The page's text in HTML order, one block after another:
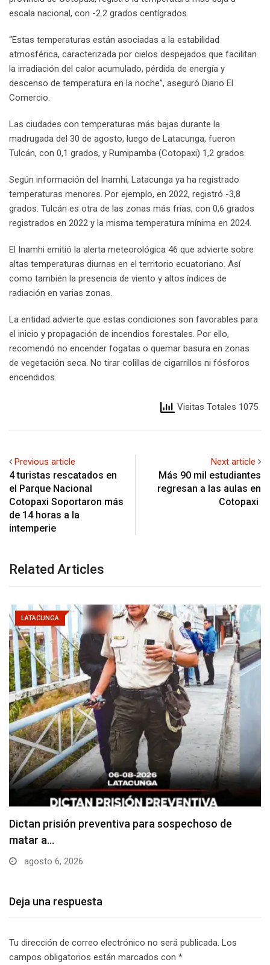
escala nacional, con -2.2 grados centígrados.
“Estas temperaturas están asociadas a la estabilidad
atmosférica, caracterizada por cielos despejados que facilitan
la irradiación del calor acumulado, pérdida de energía y
descenso de temperatura en la noche”, aseguró Diario El
Comercio.
Las ciudades con temperaturas más bajas durante la
madrugada del 30 de agosto, luego de Latacunga, fueron
Tulcán, con 0,1 grados, y Rumipamba (Cotopaxi) 1,2 grados.
Según información del Inamhi, Latacunga ya ha registrado
temperaturas menores. Por ejemplo, en 2022, registró -3,8
grados. Tulcán es otra de las zonas más frías, con 0,6 grados
registrados en 2022 y la misma temperatura mínima en 2024.
El Inamhi emitió la alerta meteorológica 46 que advierte sobre
altas temperaturas diurnas en el territorio ecuatoriano. Así
como también la presencia de viento y altos índices de
radiación en varias zonas.
La entidad advierte que estas condiciones son favorables para
el inicio y propagación de incendios forestales. Por ello,
recomendó no encender fogatas o quemar basura en zonas
de vegetación seca. No tirar colillas de cigarrillos ni fósforos
encendidos.
Visitas Totales 1075
Previous article
4 turistas rescatados en
el Parque Nacional
Cotopaxi Soportaron más
de 14 horas a la
intemperie
Next article
Más 90 mil estudiantes
regresan a las aulas en
Cotopaxi
Related Articles
LATACUNGA
Usuarios madrugan y hacen largas filas para
obtener…
agosto 6, 2026
Deja una respuesta
Tu dirección de correo electrónico no será publicada. Los
campos obligatorios están marcados con *